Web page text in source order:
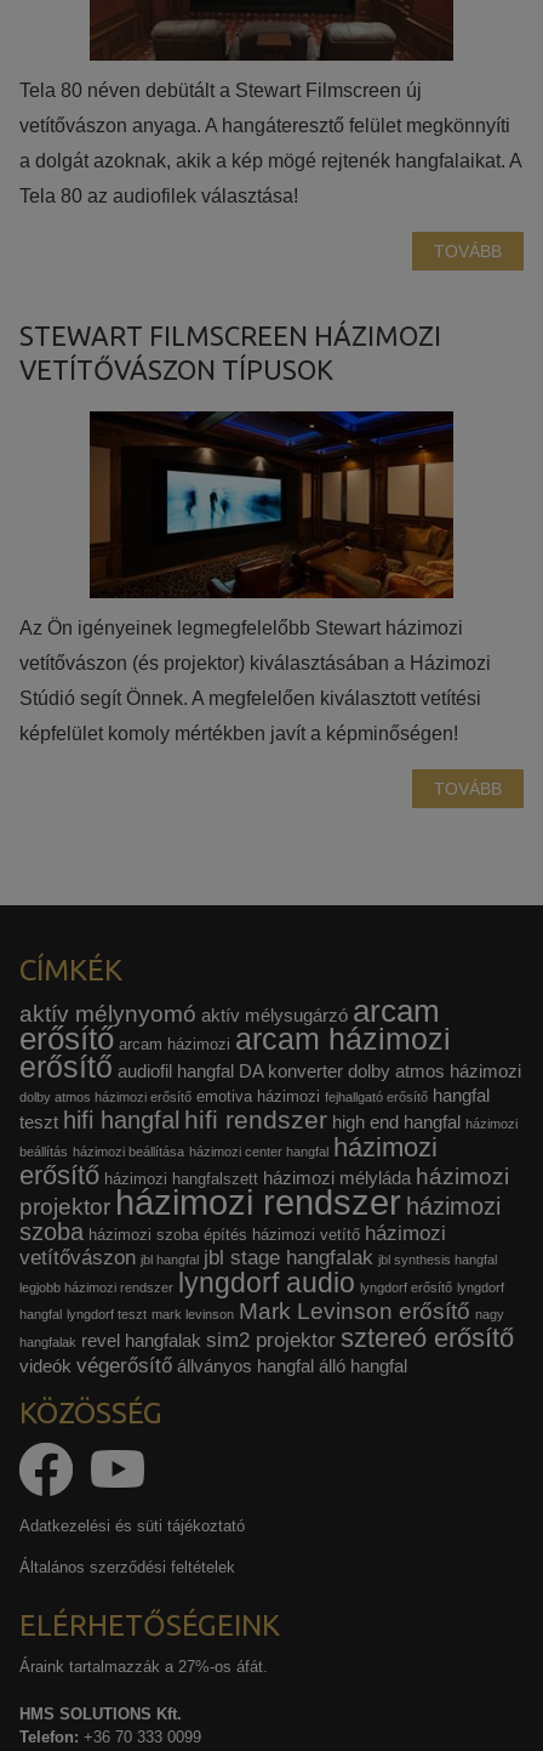
Tela 80 néven debütált a Stewart Filmscreen új
vetítővászon anyaga. A hangáteresztő felület megkönnyíti
a dolgát azoknak, akik a kép mögé rejtenék hangfalaikat. A
Tela 80 az audiofilek választása!
TOVÁBB
STEWART FILMSCREEN HÁZIMOZI
VETÍTŐVÁSZON TÍPUSOK
Az Ön igényeinek legmegfelelőbb Stewart házimozi
vetítővászon (és projektor) kiválasztásában a Házimozi
Stúdió segít Önnek. A megfelelően kiválasztott vetítési
képfelület komoly mértékben javít a képminőségen!
TOVÁBB
CÍMKÉK
aktív mélynyomó aktív mélysugárzó arcam
erősítő arcam házimozi arcam házimozi
erősítő audiofil hangfal DA konverter dolby atmos házimozi
dolby atmos házimozi erősítő emotiva házimozi fejhallgató erősítő hangfal
teszt hifi hangfal hifi rendszer high end hangfal házimozi
beállítás házimozi beállítása házimozi center hangfal házimozi
erősítő házimozi hangfalszett házimozi mélyláda házimozi
projektor házimozi rendszer házimozi
szoba házimozi szoba építés házimozi vetítő házimozi
vetítővászon jbl hangfal jbl stage hangfalak jbl synthesis hangfal
legjobb házimozi rendszer lyngdorf audio lyngdorf erősítő lyngdorf
hangfal lyngdorf teszt mark levinson Mark Levinson erősítő nagy
hangfalak revel hangfalak sim2 projektor sztereó erősítő
videók végerősítő állványos hangfal álló hangfal
KÖZÖSSÉG
Adatkezelési és süti tájékoztató
Általános szerződési feltételek
ELÉRHETŐSÉGEINK
Áraink tartalmazzák a 27%-os áfát.
HMS SOLUTIONS Kft.
Telefon: +36 70 333 0099